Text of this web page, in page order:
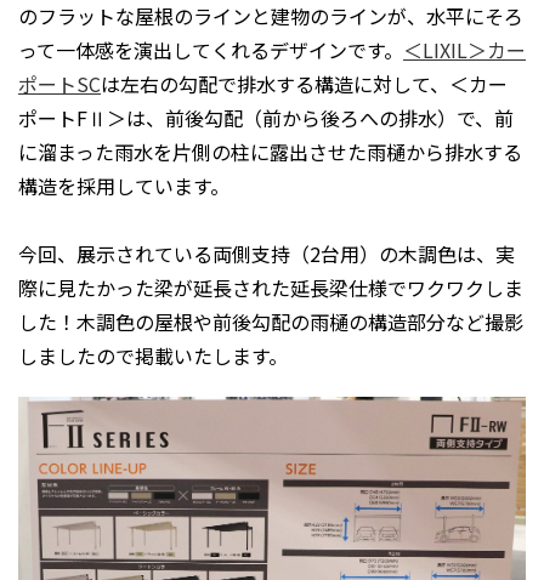
のフラットな屋根のラインと建物のラインが、水平にそろ
って一体感を演出してくれるデザインです。 ＜LIXIL＞カー
ポートSCは左右の勾配で排水する構造に対して、＜カー
ポートFⅡ＞は、前後勾配（前から後ろへの排水）で、前
に溜まった雨水を片側の柱に露出させた雨樋から排水する
構造を採用しています。
今回、展示されている両側支持（2台用）の木調色は、実
際に見たかった梁が延長された延長梁仕様でワクワクしま
した！木調色の屋根や前後勾配の雨樋の構造部分など撮影
しましたので掲載いたします。